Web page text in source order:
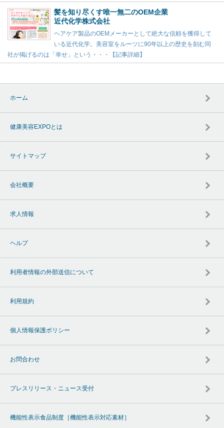
髪を知り尽くす唯一無二のOEM企業
近代化学株式会社
ヘアケア製品のOEMメーカーとして絶大な信頼を獲得して
いる近代化学。美容室をルーツに90年以上の歴史を刻む同
社が掲げるのは「幸せ」という・・・【記事詳細】
ホーム
健康美容EXPOとは
サイトマップ
会社概要
求人情報
ヘルプ
利用者情報の外部送信について
利用規約
個人情報保護ポリシー
お問合わせ
プレスリリース・ニュース受付
機能性表示食品制度［機能性表示対応素材］